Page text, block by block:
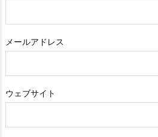
メールアドレス
ウェブサイト